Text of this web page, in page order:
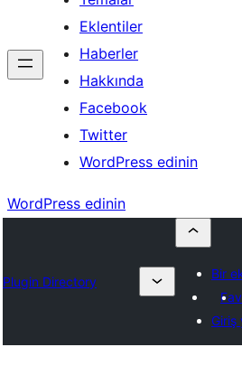
Eklentiler
Haberler
Hakkında
Facebook
Twitter
WordPress edinin
WordPress edinin
Plugin Directory
Bir
Giriş